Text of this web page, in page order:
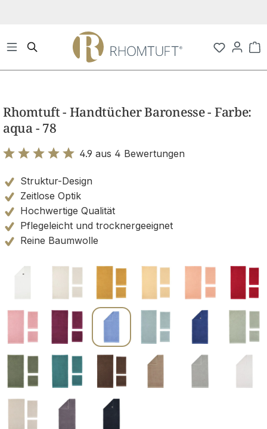
Rhomtuft - Handtücher Baronesse - Farbe:
aqua - 78
4.9 aus 4 Bewertungen
Struktur-Design
Zeitlose Optik
Hochwertige Qualität
Pflegeleicht und trocknergeeignet
Reine Baumwolle